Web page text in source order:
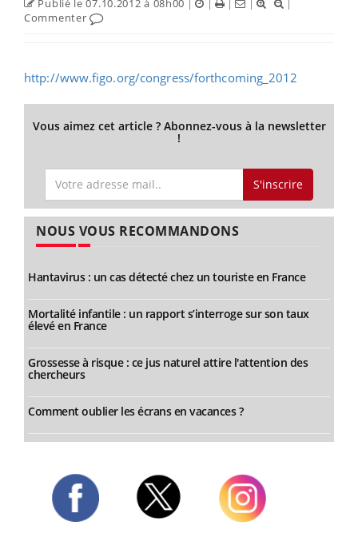
Publié le 07.10.2012 à 08h00 | | | |
|
Commenter
http://www.figo.org/congress/forthcoming_2012
Vous aimez cet article ? Abonnez-vous à la newsletter
!
S'inscrire
NOUS VOUS RECOMMANDONS
Hantavirus : un cas détecté chez un touriste en France
Mortalité infantile : un rapport s’interroge sur son taux
élevé en France
Grossesse à risque : ce jus naturel attire l'attention des
chercheurs
Comment oublier les écrans en vacances ?